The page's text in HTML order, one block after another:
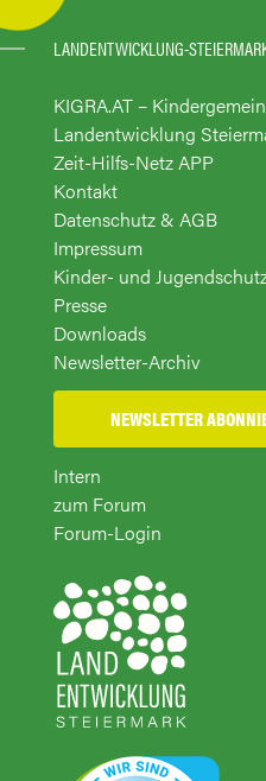
LANDENTWICKLUNG-
KIGRA.AT –
Landentwicklung
Zeit-Hilfs-Netz APP
Kontakt
Datenschutz & AGB
Impressum
Kinder- und
Presse
Downloads
Newsletter-Archiv
NEWSLETTER
Intern
zum Forum
Forum-Login